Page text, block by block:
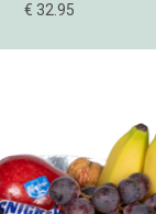
€ 32.95